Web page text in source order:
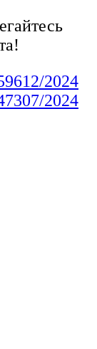
2024
2024